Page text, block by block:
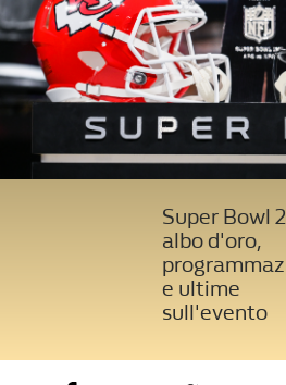
Super Bowl
albo d'oro,
e ultime
sull'evento